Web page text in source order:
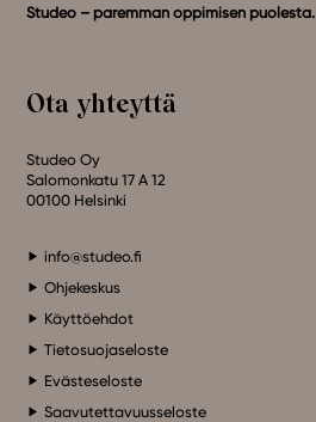
Studeo – paremman oppimisen puolesta.
Ota yhteyttä
Studeo Oy
Salomonkatu 17 A 12
00100 Helsinki
info@studeo.fi
Ohjekeskus
Käyttöehdot
Tietosuojaseloste
Evästeseloste
Saavutettavuusseloste